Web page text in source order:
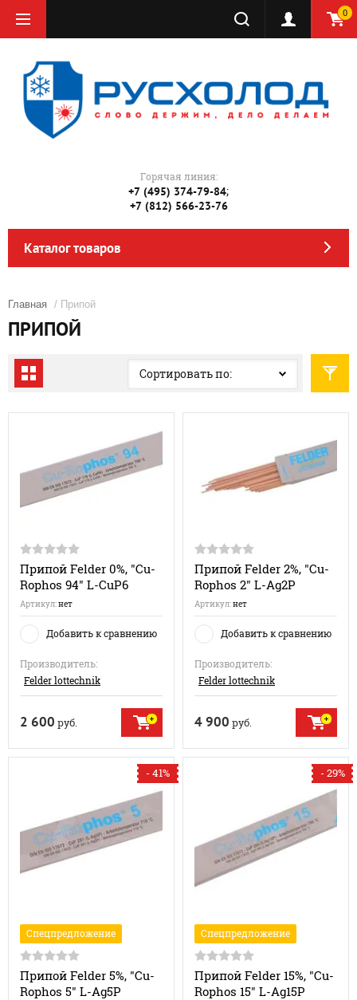
0
Горячая линия:
+7 (495) 374-79-84;
+7 (812) 566-23-76
Каталог товаров
Главная / Припой
ПРИПОЙ
Сортировать по:
Припой Felder 0%, "Cu-
Rophos 94" L-CuP6
Артикул:нет
Добавить к сравнению
Производитель:
Felder lottechnik
2 600 руб.
Припой Felder 2%, "Cu-
Rophos 2" L-Ag2P
Артикул:нет
Добавить к сравнению
Производитель:
Felder lottechnik
4 900 руб.
- 41%
Спецпредложение
Припой Felder 5%, "Cu-
Rophos 5" L-Ag5P
- 29%
Спецпредложение
Припой Felder 15%, "Cu-
Rophos 15" L-Ag15P